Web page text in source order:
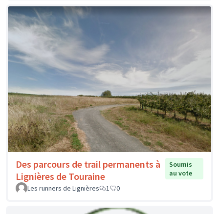
Des parcours de trail permanents à
Lignières de Touraine
Soumis
au vote
Les runners de Lignières
1 0